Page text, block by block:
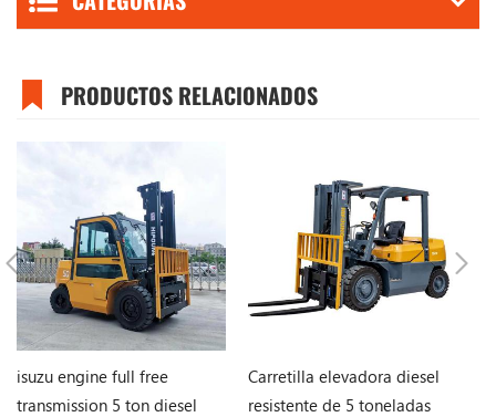
PRODUCTOS RELACIONADOS
isuzu engine full free
transmission 5 ton diesel
Carretilla elevadora diesel
resistente de 5 toneladas